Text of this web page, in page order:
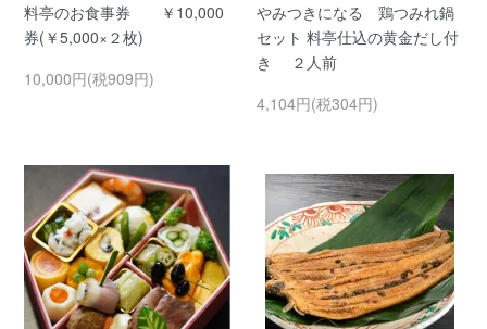
料亭のお食事券 ￥10,000
券(￥5,000×２枚)
10,000円(税909円)
やみつきになる 鶏つみれ鍋
セット 料亭仕込の黄金だし付
き ２人前
4,104円(税304円)